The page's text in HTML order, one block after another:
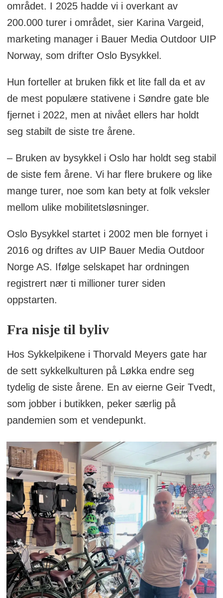
området. I 2025 hadde vi i overkant av
200.000 turer i området, sier Karina Vargeid,
marketing manager i Bauer Media Outdoor UIP
Norway, som drifter Oslo Bysykkel.
Hun forteller at bruken fikk et lite fall da et av
de mest populære stativene i Søndre gate ble
fjernet i 2022, men at nivået ellers har holdt
seg stabilt de siste tre årene.
– Bruken av bysykkel i Oslo har holdt seg stabil
de siste fem årene. Vi har flere brukere og like
mange turer, noe som kan bety at folk veksler
mellom ulike mobilitetsløsninger.
Oslo Bysykkel startet i 2002 men ble fornyet i
2016 og driftes av UIP Bauer Media Outdoor
Norge AS. Ifølge selskapet har ordningen
registrert nær ti millioner turer siden
oppstarten.
Fra nisje til byliv
Hos Sykkelpikene i Thorvald Meyers gate har
de sett sykkelkulturen på Løkka endre seg
tydelig de siste årene. En av eierne Geir Tvedt,
som jobber i butikken, peker særlig på
pandemien som et vendepunkt.